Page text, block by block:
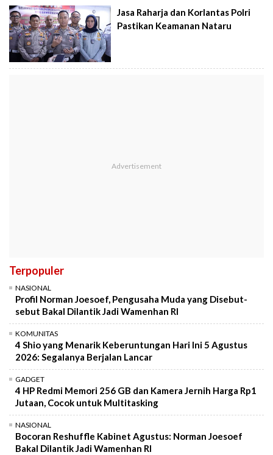
Jasa Raharja dan Korlantas Polri
Pastikan Keamanan Nataru
Terpopuler
NASIONAL
Profil Norman Joesoef, Pengusaha Muda yang Disebut-
sebut Bakal Dilantik Jadi Wamenhan RI
KOMUNITAS
4 Shio yang Menarik Keberuntungan Hari Ini 5 Agustus
2026: Segalanya Berjalan Lancar
GADGET
4 HP Redmi Memori 256 GB dan Kamera Jernih Harga Rp1
Jutaan, Cocok untuk Multitasking
NASIONAL
Bocoran Reshuffle Kabinet Agustus: Norman Joesoef
Bakal Dilantik Jadi Wamenhan RI